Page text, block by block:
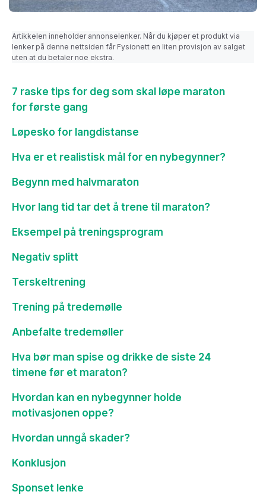
Artikkelen inneholder annonselenker. Når du kjøper et produkt via
lenker på denne nettsiden får Fysionett en liten provisjon av salget
uten at du betaler noe ekstra.
7 raske tips for deg som skal løpe maraton
for første gang
Løpesko for langdistanse
Hva er et realistisk mål for en nybegynner?
Begynn med halvmaraton
Hvor lang tid tar det å trene til maraton?
Eksempel på treningsprogram
Negativ splitt
Terskeltrening
Trening på tredemølle
Anbefalte tredemøller
Hva bør man spise og drikke de siste 24
timene før et maraton?
Hvordan kan en nybegynner holde
motivasjonen oppe?
Hvordan unngå skader?
Konklusjon
Sponset lenke